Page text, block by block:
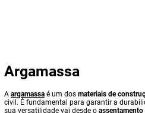
Argamassa
A argamassa é um dos materiais de
civil. É fundamental para garantir a
sua versatilidade vai desde o